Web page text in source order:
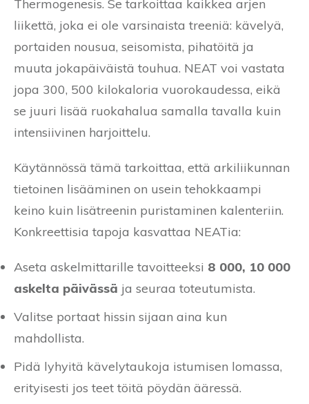
Thermogenesis. Se tarkoittaa kaikkea arjen
liikettä, joka ei ole varsinaista treeniä: kävelyä,
portaiden nousua, seisomista, pihatöitä ja
muuta jokapäiväistä touhua. NEAT voi vastata
jopa 300, 500 kilokaloria vuorokaudessa, eikä
se juuri lisää ruokahalua samalla tavalla kuin
intensiivinen harjoittelu.
Käytännössä tämä tarkoittaa, että arkiliikunnan
tietoinen lisääminen on usein tehokkaampi
keino kuin lisätreenin puristaminen kalenteriin.
Konkreettisia tapoja kasvattaa NEATia:
Aseta askelmittarille tavoitteeksi 8 000, 10 000
askelta päivässä ja seuraa toteutumista.
Valitse portaat hissin sijaan aina kun
mahdollista.
Pidä lyhyitä kävelytaukoja istumisen lomassa,
erityisesti jos teet töitä pöydän ääressä.